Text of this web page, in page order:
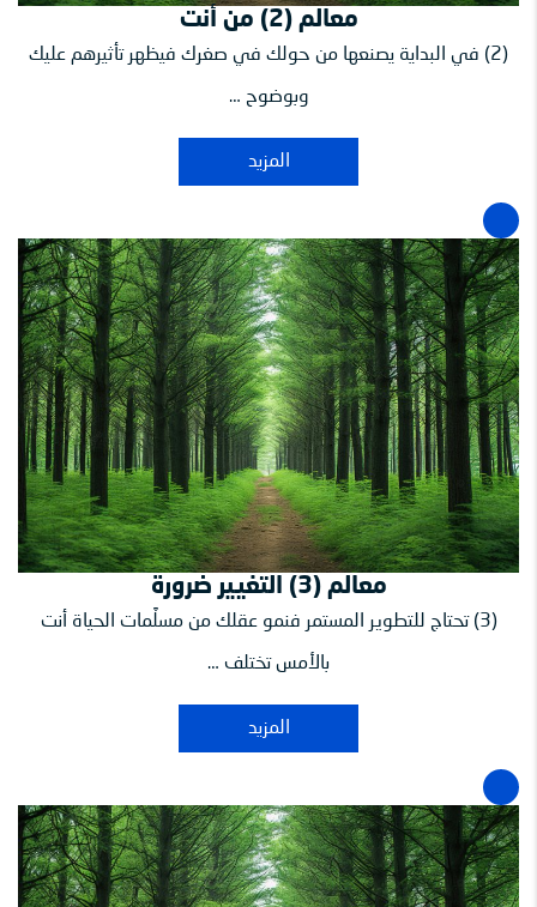
معالم (2) من أنت
(2) في البداية يصنعها من حولك في صغرك فيظهر تأثيرهم عليك
وبوضوح …
المزيد
معالم (3) التغيير ضرورة
(3) تحتاج للتطوير المستمر فنمو عقلك من مسلَّمات الحياة أنت
بالأمس تختلف …
المزيد